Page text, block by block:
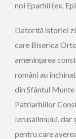
noi Eparhii (ex.
Datorită istoriei
care Biserica
amenințarea
români au
din Sfântul Munte
Patriarhiilor
Ierusalimului, dar
pentru care